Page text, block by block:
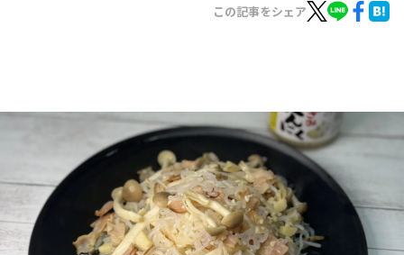
イベント・グッズ
YouTube
会社情報
この記事をシェア